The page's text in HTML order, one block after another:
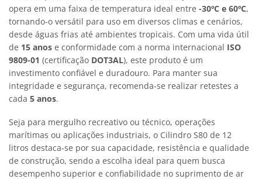
opera em uma faixa de temperatura ideal entre -30ºC e 60ºC,
tornando-o versátil para uso em diversos climas e cenários,
desde águas frias até ambientes tropicais. Com uma vida útil
de 15 anos e conformidade com a norma internacional ISO
9809-01 (certificação DOT3AL), este produto é um
investimento confiável e duradouro. Para manter sua
integridade e segurança, recomenda-se realizar retestes a
cada 5 anos.
Seja para mergulho recreativo ou técnico, operações
marítimas ou aplicações industriais, o Cilindro S80 de 12
litros destaca-se por sua capacidade, resistência e qualidade
de construção, sendo a escolha ideal para quem busca
desempenho superior e confiabilidade no suprimento de ar